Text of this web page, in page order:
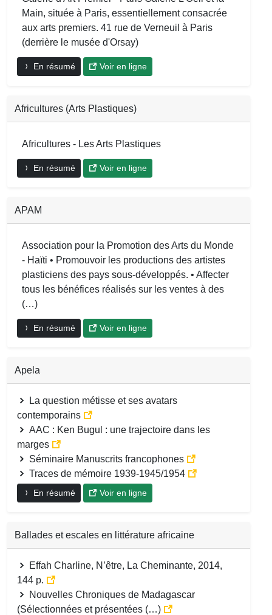
Main, située à Paris, essentiellement consacrée
aux arts premiers. 41 rue de Verneuil à Paris
(derrière le musée d'Orsay)
En résumé Voir en ligne
Africultures (Arts Plastiques)
Africultures - Les Arts Plastiques
En résumé Voir en ligne
APAM
Association pour la Promotion des Arts du Monde
- Haïti • Promouvoir les productions des artistes
plasticiens des pays sous-développés. • Affecter
tous les bénéfices réalisés sur les ventes à des
(…)
En résumé Voir en ligne
Apela
La question métisse et ses avatars
contemporains
AAC : Ken Bugul : une trajectoire dans les
marges
Séminaire Manuscrits francophones
Traces de mémoire 1939-1945/1954
En résumé Voir en ligne
Ballades et escales en littérature africaine
Effah Charline, N’être, La Cheminante, 2014,
144 p.
Nouvelles Chroniques de Madagascar
(Sélectionnées et présentées (…)